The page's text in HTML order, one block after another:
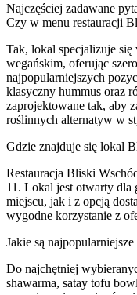
Najczęściej zadawane
Czy w menu restauracji
Tak, lokal specjalizuje
wegańskim, oferując
najpopularniejszych
klasyczny hummus oraz
zaprojektowane tak, aby
roślinnych alternatyw w
Gdzie znajduje się lokal
Restauracja Bliski
11. Lokal jest otwarty dla
miejscu, jak i z opcją
wygodne korzystanie z
Jakie są
Do najchętniej
shawarma, satay tofu